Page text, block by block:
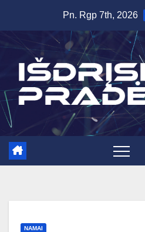
content
Pn. Rgp 7th, 2026
NAMAI